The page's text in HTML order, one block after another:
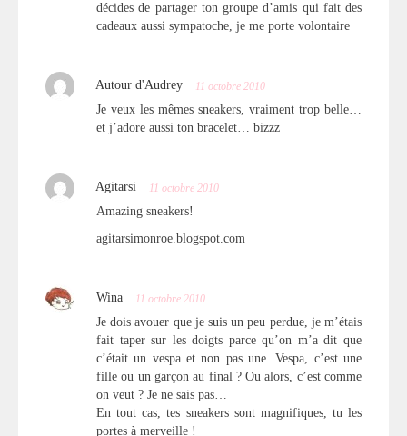
décides de partager ton groupe d’amis qui fait des
cadeaux aussi sympatoche, je me porte volontaire
Autour d'Audrey 11 octobre 2010
Je veux les mêmes sneakers, vraiment trop belle…
et j’adore aussi ton bracelet… bizzz
Agitarsi 11 octobre 2010
Amazing sneakers!
agitarsimonroe.blogspot.com
Wina 11 octobre 2010
Je dois avouer que je suis un peu perdue, je m’étais
fait taper sur les doigts parce qu’on m’a dit que
c’était un vespa et non pas une. Vespa, c’est une
fille ou un garçon au final ? Ou alors, c’est comme
on veut ? Je ne sais pas…
En tout cas, tes sneakers sont magnifiques, tu les
portes à merveille !